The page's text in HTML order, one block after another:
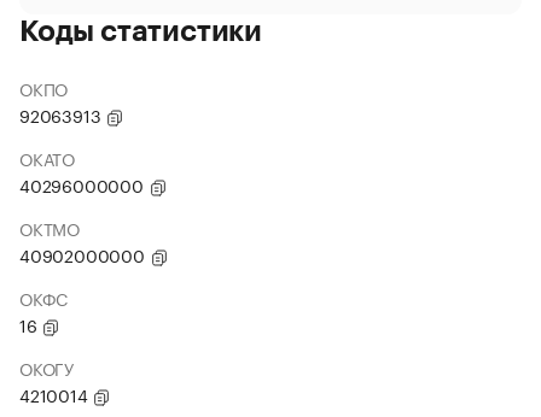
Коды статистики
ОКПО
92063913
ОКАТО
40296000000
ОКТМО
40902000000
ОКФС
16
ОКОГУ
4210014